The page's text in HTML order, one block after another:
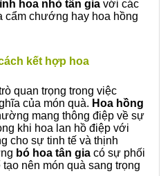
hoa nhỏ tân gia với các
cẩm chướng hay hoa hồng
kết hợp hoa
quan trọng trong việc
của món quà. Hoa hồng
mang thông điệp về sự
khi hoa lan hồ điệp với
cho sự tinh tế và thịnh
bó hoa tân gia có sự phối
nên món quà sang trọng